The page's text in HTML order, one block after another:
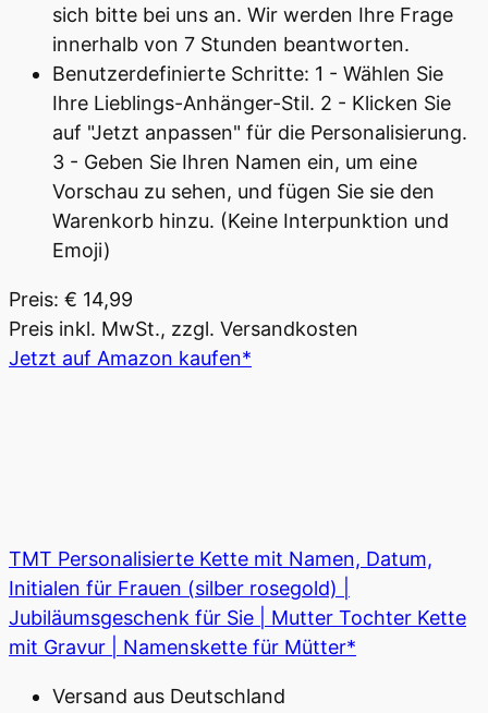
sich bitte bei uns an. Wir werden Ihre Frage
innerhalb von 7 Stunden beantworten.
Benutzerdefinierte Schritte: 1 - Wählen Sie
Ihre Lieblings-Anhänger-Stil. 2 - Klicken Sie
auf "Jetzt anpassen" für die Personalisierung.
3 - Geben Sie Ihren Namen ein, um eine
Vorschau zu sehen, und fügen Sie sie den
Warenkorb hinzu. (Keine Interpunktion und
Emoji)
Preis: € 14,99
Preis inkl. MwSt., zzgl. Versandkosten
Jetzt auf Amazon kaufen*
TMT Personalisierte Kette mit Namen, Datum,
Initialen für Frauen (silber rosegold) |
Jubiläumsgeschenk für Sie | Mutter Tochter Kette
mit Gravur | Namenskette für Mütter*
Versand aus Deutschland